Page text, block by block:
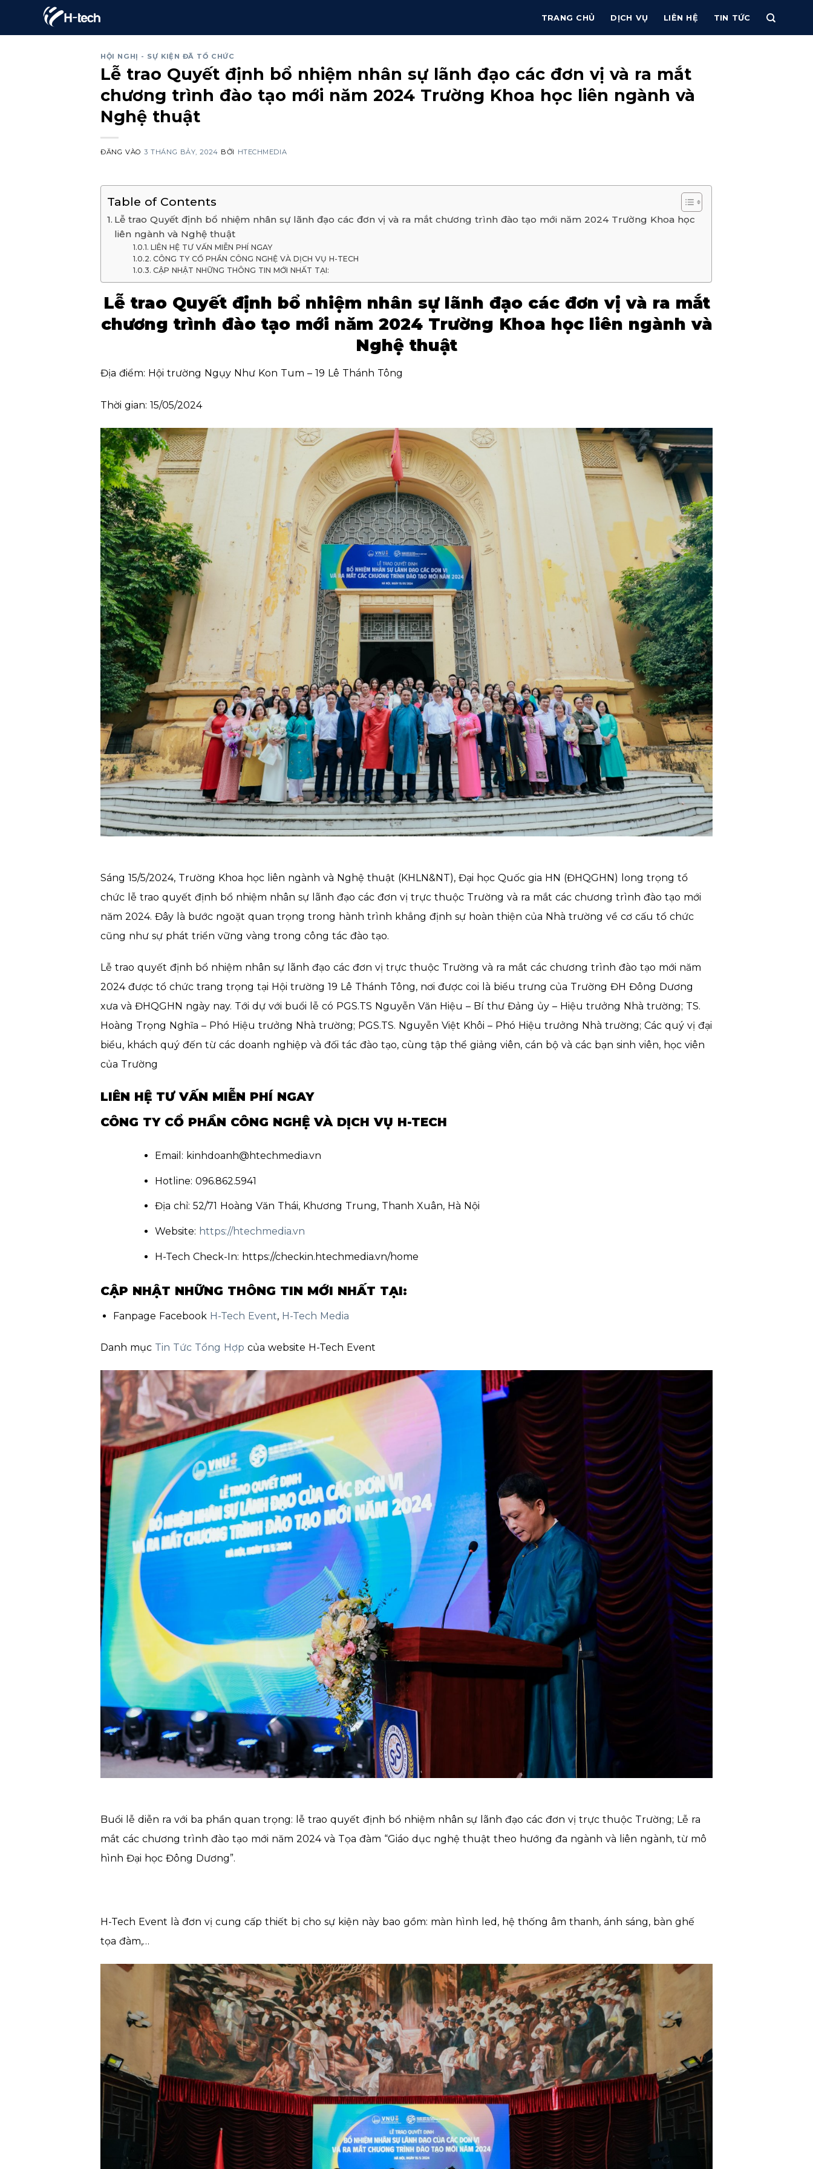
TRANG CHỦ DỊCH VỤ LIÊN HỆ TIN TỨC
HỘI NGHỊ - SỰ KIỆN ĐÃ TỔ CHỨC
Lễ trao Quyết định bổ nhiệm nhân sự lãnh đạo các đơn vị và ra mắt
chương trình đào tạo mới năm 2024 Trường Khoa học liên ngành và
Nghệ thuật
ĐĂNG VÀO3 THÁNG BẢY, 2024 BỞI HTECHMEDIA
Table of Contents
Lễ trao Quyết định bổ nhiệm nhân sự lãnh đạo các đơn vị và ra mắt chương trình đào tạo mới năm 2024 Trường Khoa học
liên ngành và Nghệ thuật
LIÊN HỆ TƯ VẤN MIỄN PHÍ NGAY
CÔNG TY CỔ PHẦN CÔNG NGHỆ VÀ DỊCH VỤ H-TECH
CẬP NHẬT NHỮNG THÔNG TIN MỚI NHẤT TẠI:
Lễ trao Quyết định bổ nhiệm nhân sự lãnh đạo các đơn vị và ra mắt
chương trình đào tạo mới năm 2024 Trường Khoa học liên ngành và
Nghệ thuật
Địa điểm: Hội trường Ngụy Như Kon Tum – 19 Lê Thánh Tông
Thời gian: 15/05/2024
Sáng 15/5/2024, Trường Khoa học liên ngành và Nghệ thuật (KHLN&NT), Đại học Quốc gia HN (ĐHQGHN) long trọng tổ
chức lễ trao quyết định bổ nhiệm nhân sự lãnh đạo các đơn vị trực thuộc Trường và ra mắt các chương trình đào tạo mới
năm 2024. Đây là bước ngoặt quan trọng trong hành trình khẳng định sự hoàn thiện của Nhà trường về cơ cấu tổ chức
cũng như sự phát triển vững vàng trong công tác đào tạo.
Lễ trao quyết định bổ nhiệm nhân sự lãnh đạo các đơn vị trực thuộc Trường và ra mắt các chương trình đào tạo mới năm
2024 được tổ chức trang trọng tại Hội trường 19 Lê Thánh Tông, nơi được coi là biểu trưng của Trường ĐH Đông Dương
xưa và ĐHQGHN ngày nay. Tới dự với buổi lễ có PGS.TS Nguyễn Văn Hiệu – Bí thư Đảng ủy – Hiệu trưởng Nhà trường; TS.
Hoàng Trọng Nghĩa – Phó Hiệu trưởng Nhà trường; PGS.TS. Nguyễn Việt Khôi – Phó Hiệu trưởng Nhà trường; Các quý vị đại
biểu, khách quý đến từ các doanh nghiệp và đối tác đào tạo, cùng tập thể giảng viên, cán bộ và các bạn sinh viên, học viên
của Trường
LIÊN HỆ TƯ VẤN MIỄN PHÍ NGAY
CÔNG TY CỔ PHẦN CÔNG NGHỆ VÀ DỊCH VỤ H-TECH
Email: kinhdoanh@htechmedia.vn
Hotline: 096.862.5941
Địa chỉ: 52/71 Hoàng Văn Thái, Khương Trung, Thanh Xuân, Hà Nội
Website: https://htechmedia.vn
H-Tech Check-In: https://checkin.htechmedia.vn/home
CẬP NHẬT NHỮNG THÔNG TIN MỚI NHẤT TẠI:
Fanpage Facebook H-Tech Event,H-Tech Media
Danh mục Tin Tức Tổng Hợp của website H-Tech Event
Buổi lễ diễn ra với ba phần quan trọng: lễ trao quyết định bổ nhiệm nhân sự lãnh đạo các đơn vị trực thuộc Trường; Lễ ra
mắt các chương trình đào tạo mới năm 2024 và Tọa đàm “Giáo dục nghệ thuật theo hướng đa ngành và liên ngành, từ mô
hình Đại học Đông Dương”.
H-Tech Event là đơn vị cung cấp thiết bị cho sự kiện này bao gồm: màn hình led, hệ thống âm thanh, ánh sáng, bàn ghế
tọa đàm,…